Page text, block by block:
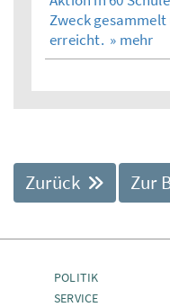
Zweck
erreicht. » mehr
Zurück Zur
POLITIK
SERVICE